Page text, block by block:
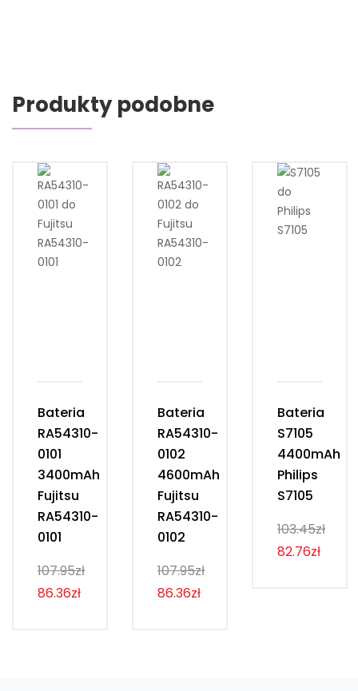
Produkty podobne
Bateria
RA54310-
0101
3400mAh
Fujitsu
RA54310-
0101
107.95zł
86.36zł
Bateria
RA54310-
0102
4600mAh
Fujitsu
RA54310-
0102
107.95zł
86.36zł
Bateria
S7105
4400mAh
Philips
S7105
103.45zł
82.76zł